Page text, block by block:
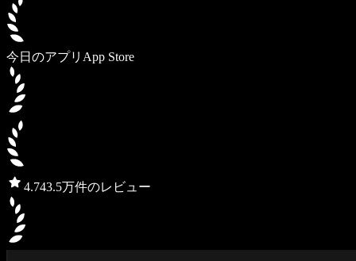
今日のアプリ App Store
4.743.5万件のレビュー